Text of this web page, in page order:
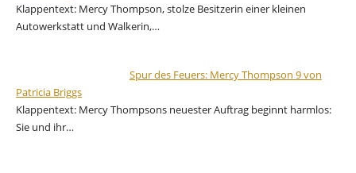
Klappentext: Mercy Thompson, stolze Besitzerin einer kleinen
Autowerkstatt und Walkerin,…
Spur des Feuers: Mercy Thompson 9 von
Patricia Briggs
Klappentext: Mercy Thompsons neuester Auftrag beginnt harmlos:
Sie und ihr…